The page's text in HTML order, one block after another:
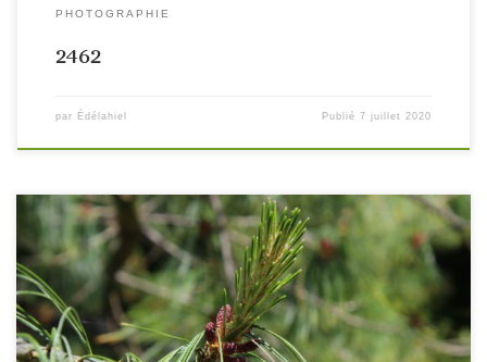
PHOTOGRAPHIE
2462
par Édélahiel Publié7 juillet 2020